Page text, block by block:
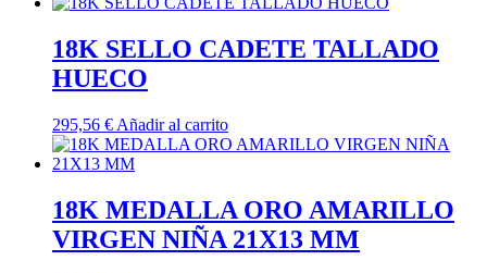
18K SELLO CADETE TALLADO
HUECO
295,56 € Añadir al carrito
18K MEDALLA ORO AMARILLO
VIRGEN NIÑA 21X13 MM